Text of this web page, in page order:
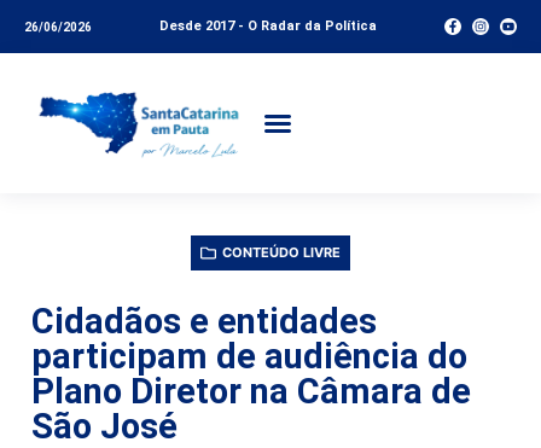
26/06/2026 Desde 2017 - O Radar da Política
CONTEÚDO LIVRE
Cidadãos e entidades
participam de audiência do
Plano Diretor na Câmara de
São José